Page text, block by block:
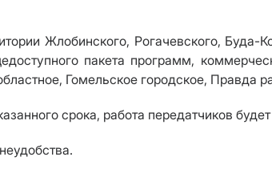
Жлобинского, Рогачевского, Буда-
пакета программ,
Гомельское городское,
срока, работа передатчиков